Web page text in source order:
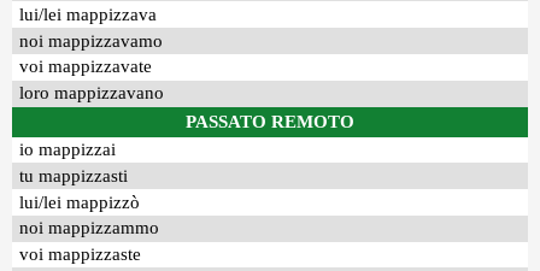
lui/lei mappizzava
noi mappizzavamo
voi mappizzavate
loro mappizzavano
PASSATO REMOTO
io mappizzai
tu mappizzasti
lui/lei mappizzò
noi mappizzammo
voi mappizzaste